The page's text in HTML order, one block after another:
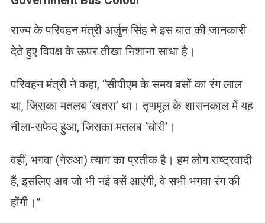
राज्य के परिवहन मंत्री अर्जुन सिंह ने इस बात की जानकारी
देते हुए विपक्ष के ऊपर तीखा निशाना साधा है।
परिवहन मंत्री ने कहा, “सीपीएम के समय बसों का रंग लाल
था, जिसका मतलब ‘खतरा’ था। तृणमूल के शासनकाल में यह
नीला-सफेद हुआ, जिसका मतलब ‘चोरी’।
वहीं, भगवा (गेरुआ) त्याग का प्रतीक है। हम लोग राष्ट्रवादी
हैं, इसलिए अब जो भी नई बसें आएंगी, वे सभी भगवा रंग की
होंगी।”